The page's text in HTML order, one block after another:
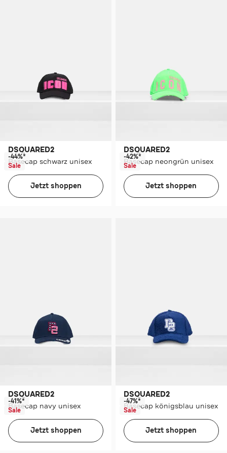
DSQUARED2
Basecap schwarz unisex
-44%*
Sale
Jetzt shoppen
DSQUARED2
Basecap neongrün unisex
-42%*
Sale
Jetzt shoppen
DSQUARED2
Basecap navy unisex
-41%*
Sale
Jetzt shoppen
DSQUARED2
Basecap königsblau unisex
-47%*
Sale
Jetzt shoppen